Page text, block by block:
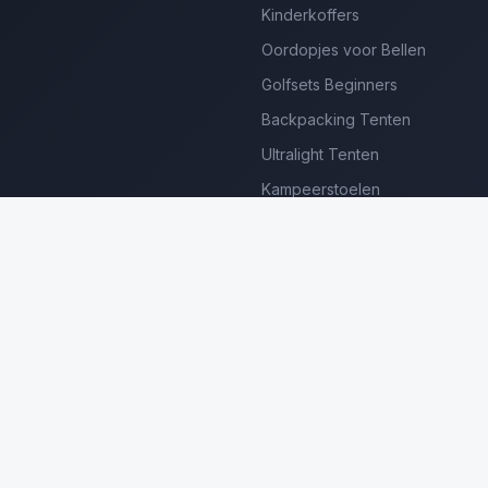
Kinderkoffers
Oordopjes voor Bellen
Golfsets Beginners
Backpacking Tenten
Ultralight Tenten
Kampeerstoelen